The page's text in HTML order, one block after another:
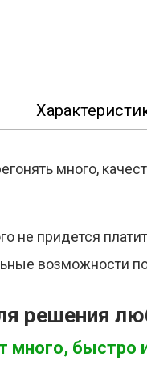
много,
не придется
возможности
решения
много, быстро